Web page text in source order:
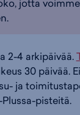
,
,
jotta
2-4 arkipäivää.
30 päivää.
ja
pisteitä.